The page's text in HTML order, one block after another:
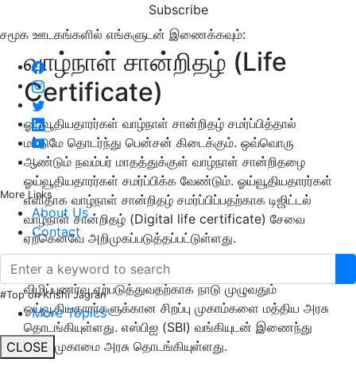
Subscribe
சமூக ஊடகங்களில் எங்களுடன் இணைக்கவும்:
More Links
About Us
Contact
#Top on Krishi Jagran
More Topics
CLOSE
வாழ்நாள் சான்றிதழ் (Life
Certificate)
ஓய்வூதியதாரர்கள் வாழ்நாள் சான்றிதழ் சமர்ப்பித்தால்
மட்டுமே தொடர்ந்து பென்சன் கிடைக்கும். ஒவ்வொரு
ஆண்டும் நவம்பர் மாதத்துக்குள் வாழ்நாள் சான்றிதழை
ஓய்வூதியதாரர்கள் சமர்ப்பிக்க வேண்டும். ஓய்வூதியதாரர்கள்
எளிதாக வாழ்நாள் சான்றிதழ் சமர்ப்பிப்பதற்காக டிஜிட்டல்
வாழ்நாள் சான்றிதழ் (Digital life certificate) சேவை
ஏற்கெனவே அறிமுகப்படுத்தப்பட்டுள்ளது.
இந்நிலையில், டிஜிட்டல் வாழ்நாள் சான்றிதழ் குறித்து
விழிப்புணர்வு ஏற்படுத்துவதற்காக நாடு முழுவதும்
ஓய்வூதியதாரர்களுக்கான சிறப்பு முகாம்களை மத்திய அரசு
தொடங்கியுள்ளது. எஸ்பிஐ (SBI) வங்கியுடன் இணைந்து
இந்த முகாமை அரசு தொடங்கியுள்ளது.